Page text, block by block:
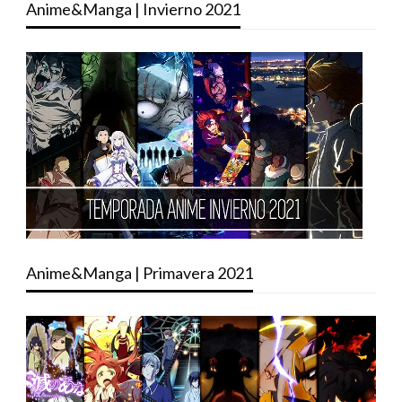
Anime&Manga | Invierno 2021
Anime&Manga | Primavera 2021